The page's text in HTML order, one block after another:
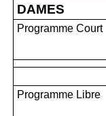
DAMES
Programme Court
Programme Libre